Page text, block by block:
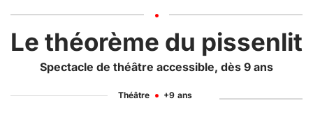
Le théorème du pissenlit
Spectacle de théâtre accessible, dès 9 ans
Théâtre +9 ans